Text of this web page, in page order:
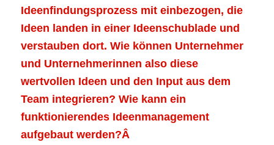
Ideenfindungsprozess mit einbezogen, die
Ideen landen in einer Ideenschublade und
verstauben dort. Wie können Unternehmer
und Unternehmerinnen also diese
wertvollen Ideen und den Input aus dem
Team integrieren? Wie kann ein
funktionierendes Ideenmanagement
aufgebaut werden?Â